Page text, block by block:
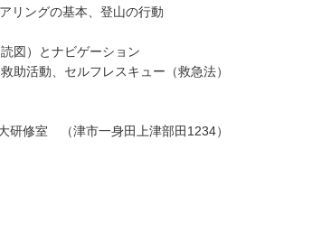
グの基本、登山の行動
とナビゲーション
、セルフレスキュー（救急法）
修室 （津市一身田上津部田1234）